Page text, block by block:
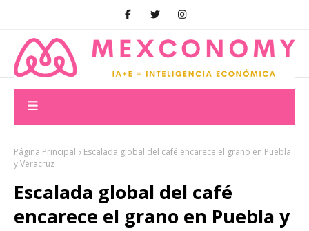
Página Principal
Escalada global del café encarece el grano en Puebla
y Veracruz
Escalada global del café
encarece el grano en Puebla y